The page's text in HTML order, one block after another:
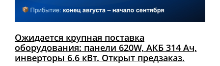
Ожидается крупная поставка
оборудования: панели 620W, АКБ 314 Ач,
инверторы 6.6 кВт. Открыт предзаказ.